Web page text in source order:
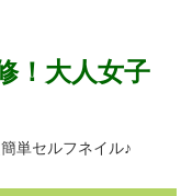
！大人女子
単セルフネイル♪